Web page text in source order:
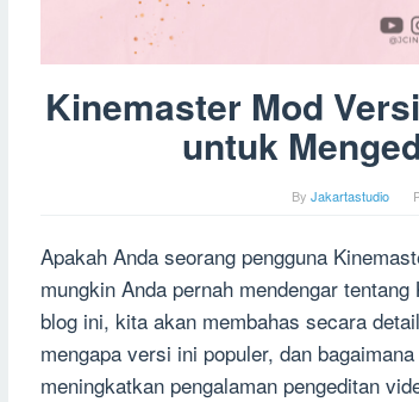
Kinemaster Mod
untuk
By Jakartastudio
Apakah Anda seorang pengguna
mungkin Anda pernah mendengar
blog ini, kita akan membahas secara
mengapa versi ini populer, dan
meningkatkan pengalaman pengeditan